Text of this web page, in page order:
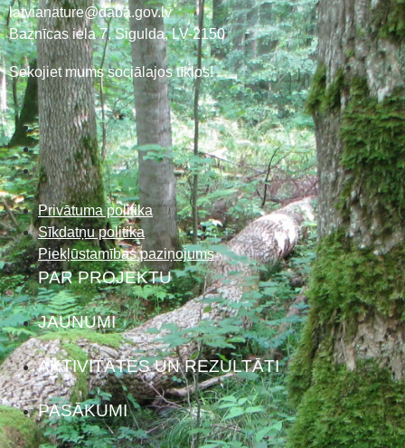
latvianature@daba.gov.lv
Baznīcas iela 7, Sigulda, LV-2150
Sekojiet mums sociālajos tīklos!
Privātuma politika
Sīkdatņu politika
Piekļūstamības paziņojums
PAR PROJEKTU
JAUNUMI
AKTIVITĀTES UN REZULTĀTI
PASĀKUMI